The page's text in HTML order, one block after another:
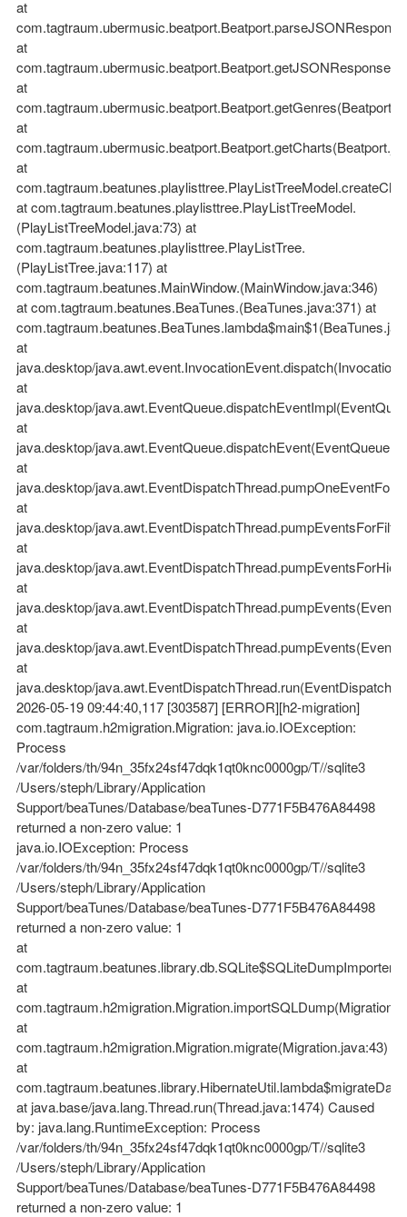
at
at
at
at
at
at com.tagtraum.beatunes.playlisttree.PlayListTreeModel.
(PlayListTreeModel.java:73) at
com.tagtraum.beatunes.playlisttree.PlayListTree.
(PlayListTree.java:117) at
com.tagtraum.beatunes.MainWindow.(MainWindow.java:346)
at com.tagtraum.beatunes.BeaTunes.(BeaTunes.java:371) at
at
java.desktop/
at
java.desktop/
at
java.desktop/
at
java.desktop/
at
java.desktop/
at
java.desktop/
at
java.desktop/
at
java.desktop/
at
java.desktop/
2026-05-19 09:44:40,117 [303587] [ERROR][h2-migration]
com.tagtraum.h2migration.Migration: java.io.IOException:
Process
/var/folders/th/94n_35fx24sf47dqk1qt0knc0000gp/T//sqlite3
/Users/steph/Library/Application
Support/beaTunes/Database/beaTunes-D771F5B476A84498
returned a non-zero value: 1
java.io.IOException: Process
/var/folders/th/94n_35fx24sf47dqk1qt0knc0000gp/T//sqlite3
/Users/steph/Library/Application
Support/beaTunes/Database/beaTunes-D771F5B476A84498
returned a non-zero value: 1
at
at
at
com.tagtraum.h2migration.Migration.migrate(Migration.java:43)
at
at java.base/java.lang.Thread.run(Thread.java:1474) Caused
by: java.lang.RuntimeException: Process
/var/folders/th/94n_35fx24sf47dqk1qt0knc0000gp/T//sqlite3
/Users/steph/Library/Application
Support/beaTunes/Database/beaTunes-D771F5B476A84498
returned a non-zero value: 1